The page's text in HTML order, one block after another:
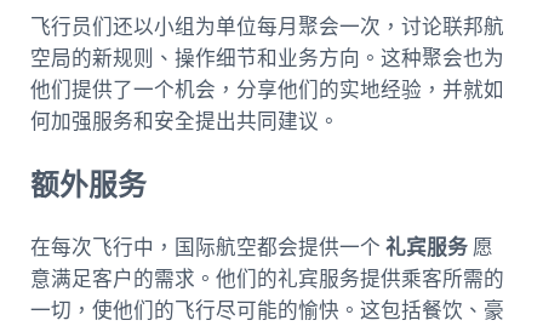
飞行员们还以小组为单位每月聚会一次，讨论联邦航
空局的新规则、操作细节和业务方向。这种聚会也为
他们提供了一个机会，分享他们的实地经验，并就如
何加强服务和安全提出共同建议。
额外服务
在每次飞行中，国际航空都会提供一个 礼宾服务愿
意满足客户的需求。他们的礼宾服务提供乘客所需的
一切，使他们的飞行尽可能的愉快。这包括餐饮、豪